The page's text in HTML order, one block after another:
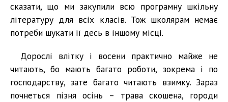
сказати, що ми закупили всю програмну шкільну
літературу для всіх класів. Тож школярам немає
потреби шукати її десь в іншому місці.
Дорослі влітку і восени практично майже не
читають, бо мають багато роботи, зокрема і по
господарству, зате багато читають взимку. Зараз
почнеться пізня осінь – трава скошена, городи